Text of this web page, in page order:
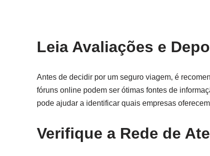
Leia Avaliações e
Antes de decidir por um seguro viagem, é
fóruns online podem ser ótimas fontes de
pode ajudar a identificar quais empresas
Verifique a Rede de